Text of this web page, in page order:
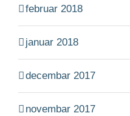
februar 2018
januar 2018
decembar 2017
novembar 2017